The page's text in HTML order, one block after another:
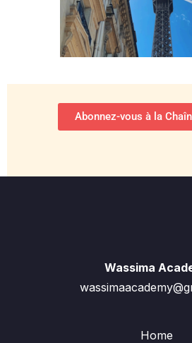
Abonnez-vous à la
Wassima
Home